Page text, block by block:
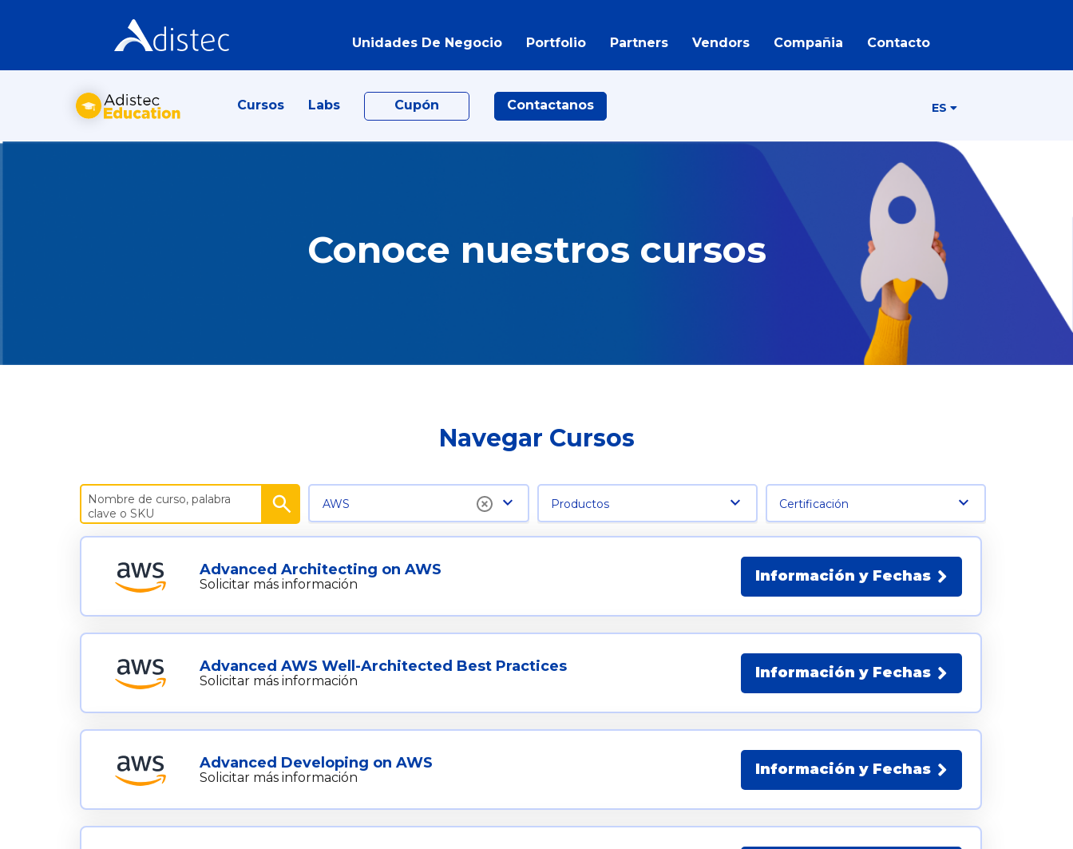
Unidades De Negocio Portfolio Partners Vendors Compañia Contacto
Cursos Labs Cupón Contactanos ES
Conoce nuestros cursos
Navegar Cursos
AWS Productos Certificación
Advanced Architecting on AWS
Solicitar más información Información y Fechas
Advanced AWS Well-Architected Best Practices
Solicitar más información Información y Fechas
Advanced Developing on AWS
Solicitar más información Información y Fechas